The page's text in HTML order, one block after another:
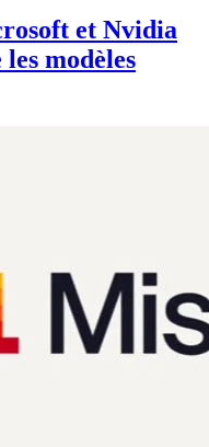
et Nvidia
modèles